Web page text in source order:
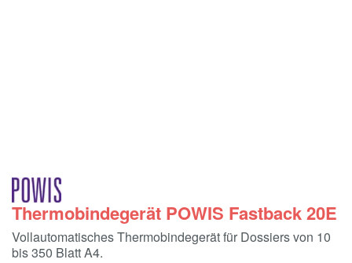
Thermobindegerät POWIS Fastback 20E
Vollautomatisches Thermobindegerät für Dossiers von 10
bis 350 Blatt A4.